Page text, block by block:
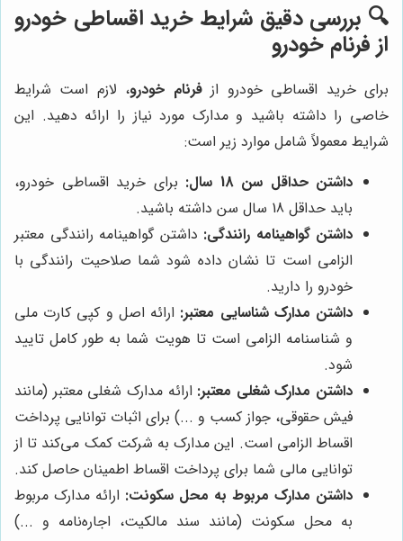
🔍 بررسی دقیق شرایط خرید اقساطی خودرو
از فرنام خودرو
برای خرید اقساطی خودرو ازفرنام خودرو، لازم است شرایط
خاصی را داشته باشید و مدارک مورد نیاز را ارائه دهید. این
شرایط معمولاً شامل موارد زیر است:
داشتن حداقل سن 18 سال:
برای خرید اقساطی خودرو،
باید حداقل 18 سال سن داشته باشید.
داشتن گواهینامه رانندگی: داشتن گواهینامه رانندگی معتبر
الزامی است تا نشان داده شود شما صلاحیت رانندگی با
خودرو را دارید.
داشتن مدارک شناسایی معتبر: ارائه اصل و کپی کارت ملی
و شناسنامه الزامی است تا هویت شما به طور کامل تایید
شود.
داشتن مدارک شغلی معتبر: ارائه مدارک شغلی معتبر (مانند
فیش حقوقی، جواز کسب و ...) برای اثبات توانایی پرداخت
اقساط الزامی است. این مدارک به شرکت کمک می‌کند تا از
توانایی مالی شما برای پرداخت اقساط اطمینان حاصل کند.
داشتن مدارک مربوط به محل سکونت: ارائه مدارک مربوط
به محل سکونت (مانند سند مالکیت، اجاره‌نامه و ...)